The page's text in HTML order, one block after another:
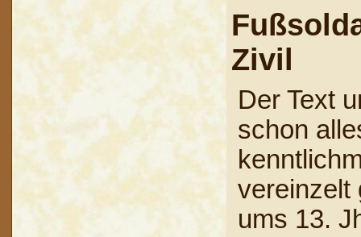
Zivil
Der Text
schon
vereinzelt
ums 13.